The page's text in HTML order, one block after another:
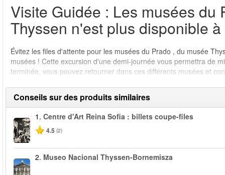
Visite Guidée : Les musées du
Thyssen n'est plus disponible
Évitez les files d'attente pour les musées du Prado , du musée
musées ! Cette excursion d'une demi-journée vous permettra de
terminée, vous pouvez retourner dans ces différents musées et
Conseils sur des produits similaires
1. Centre d'Art Reina Sofia : billets coupe-files
4.5 (2)
2. Museo Nacional Thyssen-Bornemisza